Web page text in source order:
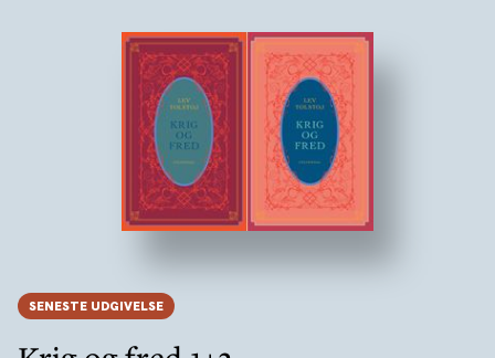
SENESTE UDGIVELSE